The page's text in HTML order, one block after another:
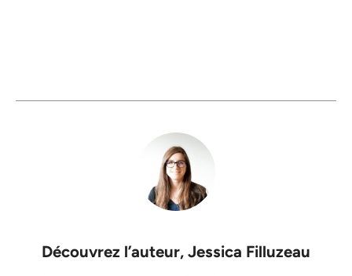
Découvrez l’auteur, Jessica Filluzeau